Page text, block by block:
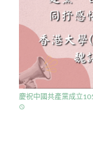
慶祝中國共產黨成立
access_time